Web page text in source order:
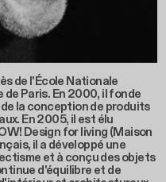
de l'École Nationale
Paris. En 2000, il fonde
la conception de produits
En 2005, il est élu
Design for living (Maison
il a développé une
et à conçu des objets
d'équilibre et de